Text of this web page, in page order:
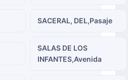
SACERAL, DEL,Pasaje
SALAS DE LOS
INFANTES,Avenida